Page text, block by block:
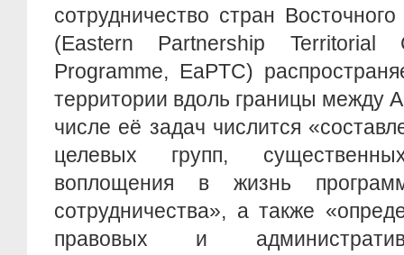
сотрудничество стран
(Eastern Partnership Territorial
Programme, EaPTC)
территории вдоль границы между
числе её задач числится
целевых групп,
воплощения в жизнь программ
сотрудничества», а также
правовых и